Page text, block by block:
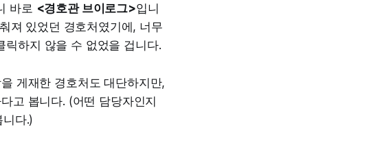
바로 <경호관 브이로그>입니
져 있었던 경호처였기에, 너무
릭하지 않을 수 없었을 겁니다.
게재한 경호처도 대단하지만,
고 봅니다. (어떤 담당자인지
다.)